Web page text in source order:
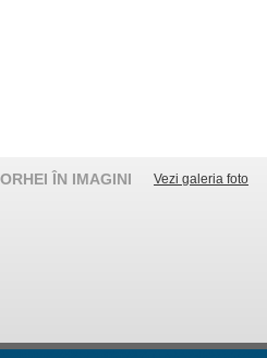
ORHEI ÎN IMAGINI Vezi galeria foto